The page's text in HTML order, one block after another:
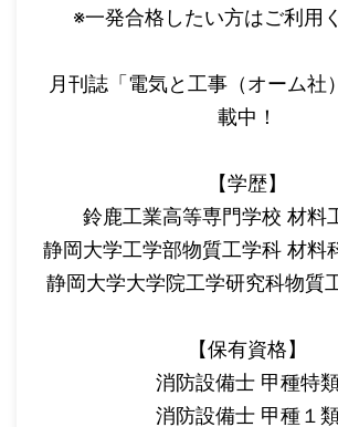
※一発合格したい方はご利用
月刊誌「電気と工事（オーム社
載中！
【学歴】
鈴鹿工業高等専門学校 材料
静岡大学工学部物質工学科 材料
静岡大学大学院工学研究科物質
【保有資格】
消防設備士 甲種特
消防設備士 甲種１